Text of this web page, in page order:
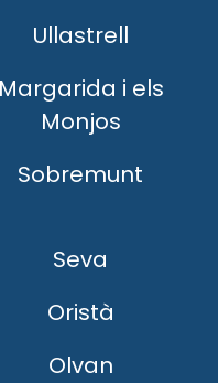
Ullastrell
Margarida i els
Monjos
Sobremunt
Seva
Oristà
Olvan